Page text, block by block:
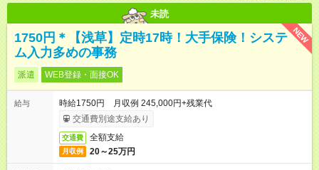
未読
NEW
1750円＊【浅草】定時17時！大手保険！システ
ム入力多めの事務
派遣 WEB登録・面接OK
給与
時給1750円 月収例 245,000円+残業代
交通費別途支給あり
交通費 全額支給
月収例 20～25万円